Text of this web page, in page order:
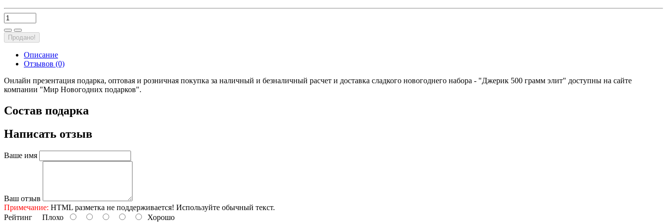
Продано!
Описание
Отзывов (0)
Онлайн презентация подарка, оптовая и розничная покупка за наличный и безналичный расчет и доставка сладкого новогоднего набора - "Джерик 500 грамм элит" доступны на сайте
компании "Мир Новогодних подарков".
Состав подарка
Написать отзыв
Ваше имя
Ваш отзыв
Примечание: HTML разметка не поддерживается! Используйте обычный текст.
Рейтинг Плохо Хорошо